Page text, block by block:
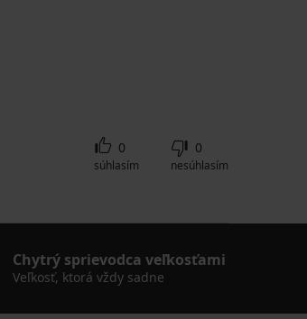
0
súhlasím
0
nesúhlasím
Chytrý sprievodca veľkosťami
Veľkosť, ktorá vždy sadne